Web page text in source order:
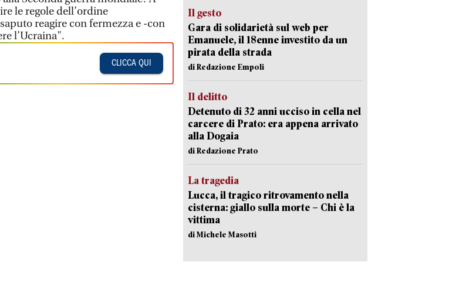
le regole dell’ordine
reagire con fermezza e -con
l’Ucraina".
CLICCA QUI
Il gesto
Gara di solidarietà sul web per
Emanuele, il 18enne investito da un
pirata della strada
di Redazione Empoli
Il delitto
Detenuto di 32 anni ucciso in cella nel
carcere di Prato: era appena arrivato
alla Dogaia
di Redazione Prato
La tragedia
Lucca, il tragico ritrovamento nella
cisterna: giallo sulla morte – Chi è la
vittima
di Michele Masotti